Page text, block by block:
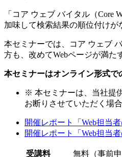
「コア ウェブ バイタル（Core
加味して検索結果の順位付けが
本セミナーでは、コア ウェブ
方も、改めてWebページが満た
本セミナーはオンライン形式で
※ 本セミナーは、当社提
お断りさせていただく場
開催レポート「Web担当
開催レポート「Web担当
受講料
無料（事前申